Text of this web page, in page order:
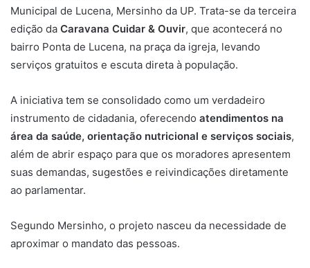
Municipal de Lucena, Mersinho da UP. Trata-se da terceira
edição da Caravana Cuidar & Ouvir, que acontecerá no
bairro Ponta de Lucena, na praça da igreja, levando
serviços gratuitos e escuta direta à população.
A iniciativa tem se consolidado como um verdadeiro
instrumento de cidadania, oferecendo atendimentos na
área da saúde, orientação nutricional e serviços sociais,
além de abrir espaço para que os moradores apresentem
suas demandas, sugestões e reivindicações diretamente
ao parlamentar.
Segundo Mersinho, o projeto nasceu da necessidade de
aproximar o mandato das pessoas.